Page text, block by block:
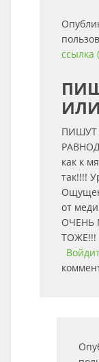
ссылка
ИЛИ
ПИШУТ
как к
так!!!!
от
ОЧЕНЬ
ТОЖЕ!!!